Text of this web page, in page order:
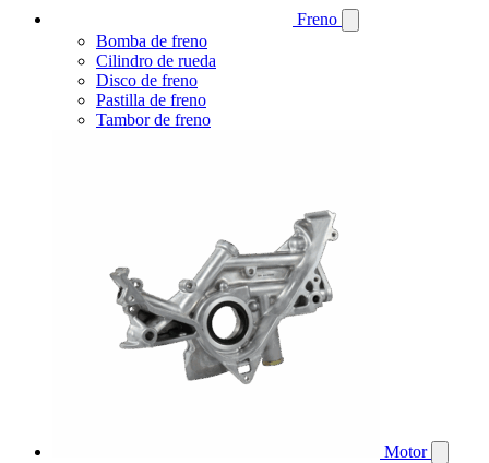
Freno
Bomba de freno
Cilindro de rueda
Disco de freno
Pastilla de freno
Tambor de freno
Motor